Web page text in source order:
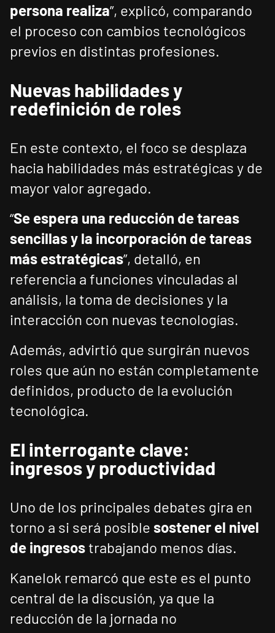
persona realiza”, explicó, comparando
el proceso con cambios tecnológicos
previos en distintas profesiones.
Nuevas habilidades y
redefinición de roles
En este contexto, el foco se desplaza
hacia habilidades más estratégicas y de
mayor valor agregado.
“Se espera una reducción de tareas
sencillas y la incorporación de tareas
más estratégicas”, detalló, en
referencia a funciones vinculadas al
análisis, la toma de decisiones y la
interacción con nuevas tecnologías.
Además, advirtió que surgirán nuevos
roles que aún no están completamente
definidos, producto de la evolución
tecnológica.
El interrogante clave:
ingresos y productividad
Uno de los principales debates gira en
torno a si será posible sostener el nivel
de ingresostrabajando menos días.
Kanelok remarcó que este es el punto
central de la discusión, ya que la
reducción de la jornada no